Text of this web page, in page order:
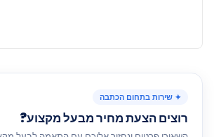
✦ שירות בתחום הכתבה
רוצים הצעת מחיר מבעל מקצוע?